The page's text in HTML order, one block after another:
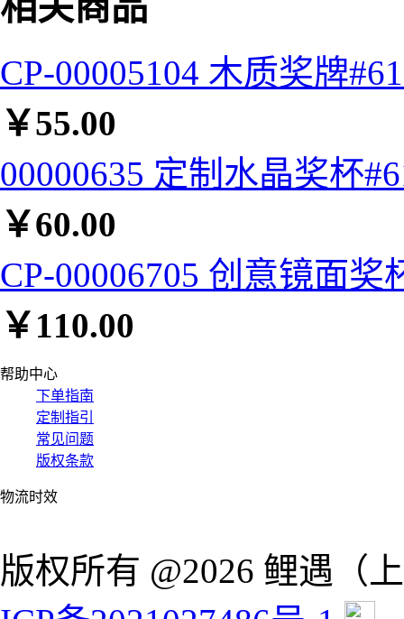
CP-00005104 木质奖牌
￥55.00
00000635 定制水晶奖杯
￥60.00
CP-00006705 创意镜面奖
￥110.00
帮助中心
下单指南
定制指引
常见问题
版权条款
物流时效
版权所有 @2026 鲤遇（